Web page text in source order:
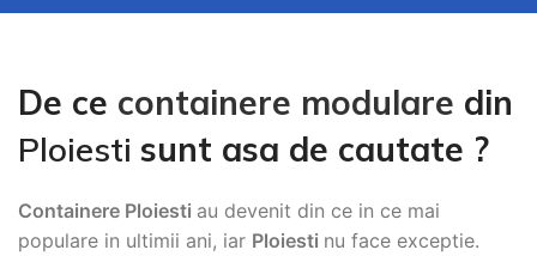
De ce containere modulare din
Ploiesti sunt asa de cautate ?
Containere Ploiesti au devenit din ce in ce mai
populare in ultimii ani, iar Ploiesti nu face exceptie.